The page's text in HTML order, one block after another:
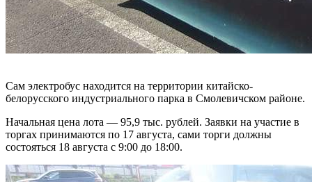
Сам электробус находится на территории китайско-
белорусского индустриального парка в Смолевичском районе.
Начальная цена лота — 95,9 тыс. рублей. Заявки на участие в
торгах принимаются по 17 августа, сами торги должны
состояться 18 августа с 9:00 до 18:00.